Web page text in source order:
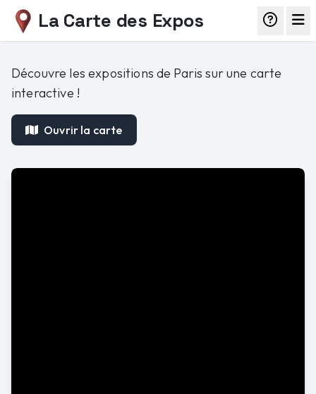
La Carte des Expos
Découvre les expositions de Paris sur une carte
interactive !
Ouvrir la carte